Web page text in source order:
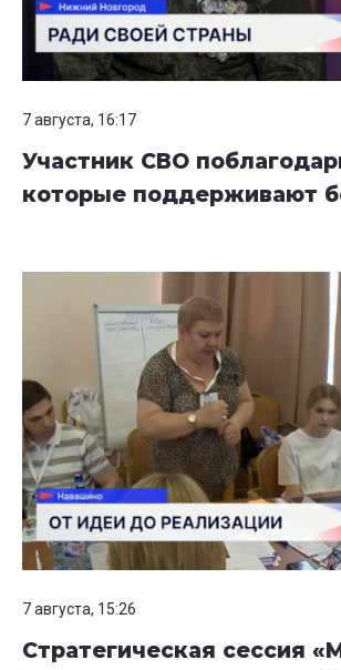
7 августа, 16:17
Участник СВО
которые поддерживают
7 августа, 15:26
Стратегическая сессия